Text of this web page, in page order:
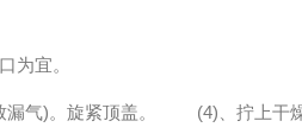
管管口为宜。
漏气)。旋紧顶盖。 (4)、拧上干燥